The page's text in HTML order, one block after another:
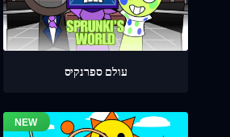
עולם ספרנקיס